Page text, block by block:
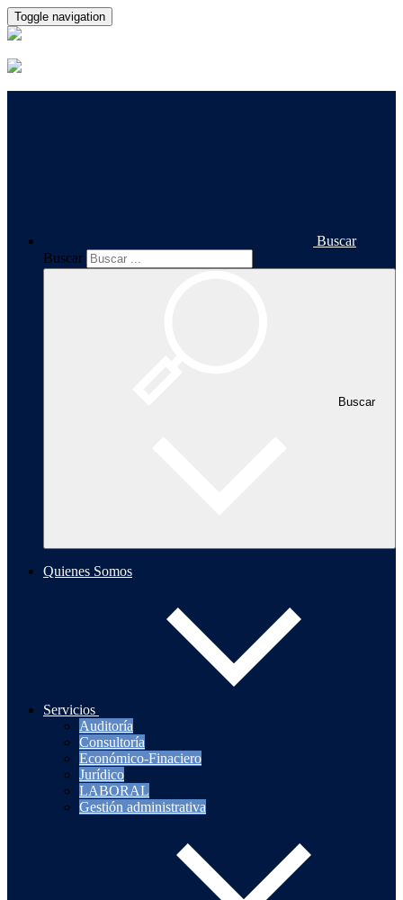
Toggle navigation
Buscar
Buscar
Buscar
Quienes Somos
Servicios
Auditoría
Consultoría
Económico-Finaciero
Jurídico
LABORAL
Gestión administrativa